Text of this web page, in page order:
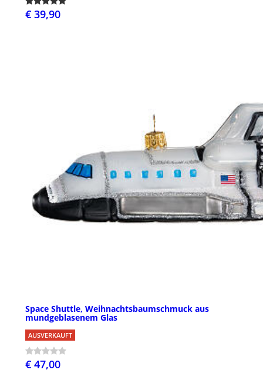
€ 39,90
Space Shuttle, Weihnachtsbaumschmuck aus
mundgeblasenem Glas
AUSVERKAUFT
€ 47,00